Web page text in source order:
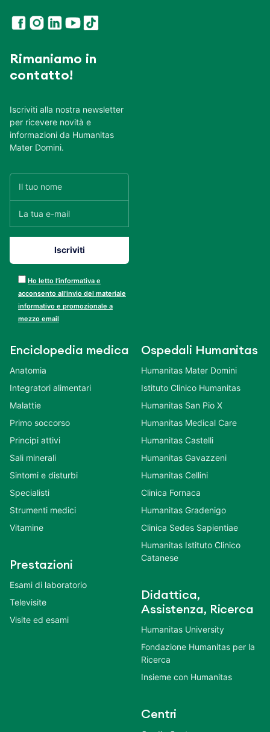
Rimaniamo in
contatto!
Iscriviti alla nostra newsletter
per ricevere novità e
informazioni da Humanitas
Mater Domini.
Ho letto l’informativa e
acconsento all’invio del materiale
informativo e promozionale a
mezzo email
Enciclopedia medica
Anatomia
Integratori alimentari
Malattie
Primo soccorso
Principi attivi
Sali minerali
Sintomi e disturbi
Specialisti
Strumenti medici
Vitamine
Prestazioni
Esami di laboratorio
Televisite
Visite ed esami
Ospedali Humanitas
Humanitas Mater Domini
Istituto Clinico Humanitas
Humanitas San Pio X
Humanitas Medical Care
Humanitas Castelli
Humanitas Gavazzeni
Humanitas Cellini
Clinica Fornaca
Humanitas Gradenigo
Clinica Sedes Sapientiae
Humanitas Istituto Clinico
Catanese
Didattica,
Assistenza, Ricerca
Humanitas University
Fondazione Humanitas per la
Ricerca
Insieme con Humanitas
Centri